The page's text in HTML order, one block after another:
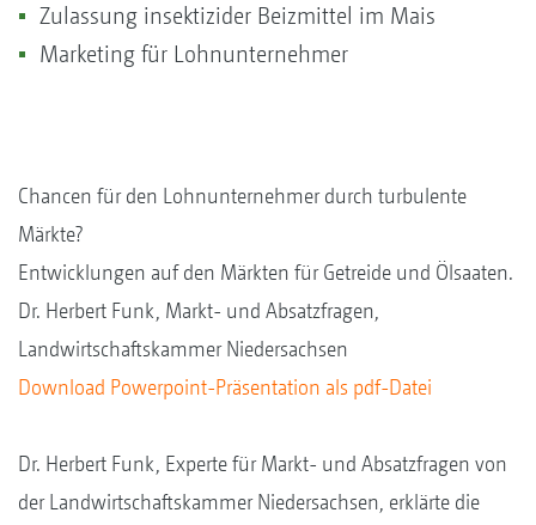
Zulassung insektizider Beizmittel im Mais
Marketing für Lohnunternehmer
Chancen für den Lohnunternehmer durch turbulente
Märkte?
Entwicklungen auf den Märkten für Getreide und Ölsaaten.
Dr. Herbert Funk, Markt- und Absatzfragen,
Landwirtschaftskammer Niedersachsen
Download Powerpoint-Präsentation als pdf-Datei
Dr. Herbert Funk, Experte für Markt- und Absatzfragen von
der Landwirtschaftskammer Niedersachsen, erklärte die